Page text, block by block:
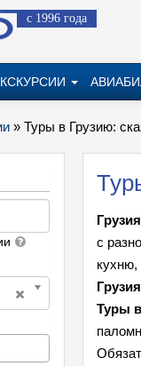
с 1996 года
» Туры в Грузию:
Грузия
с
кухню,
Туры